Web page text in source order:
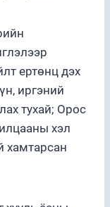
ертөнц дэх
иргэний
тухай; Орос
хэл
хамтарсан